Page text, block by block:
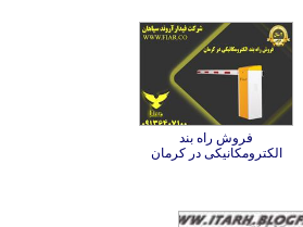
فروش راه بند
الکترومکانیکی در کرمان